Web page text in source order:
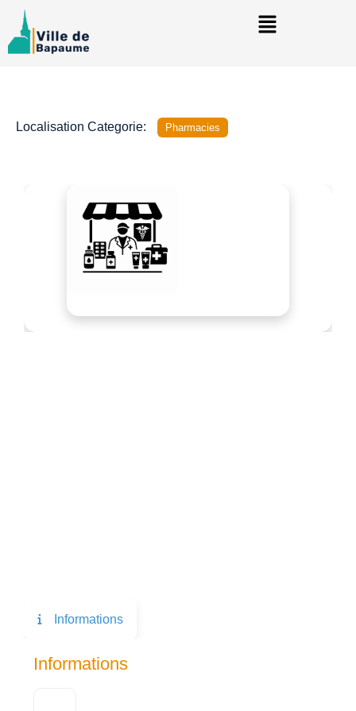
Localisation Categorie: Pharmacies
Précédent
Informations
Informations